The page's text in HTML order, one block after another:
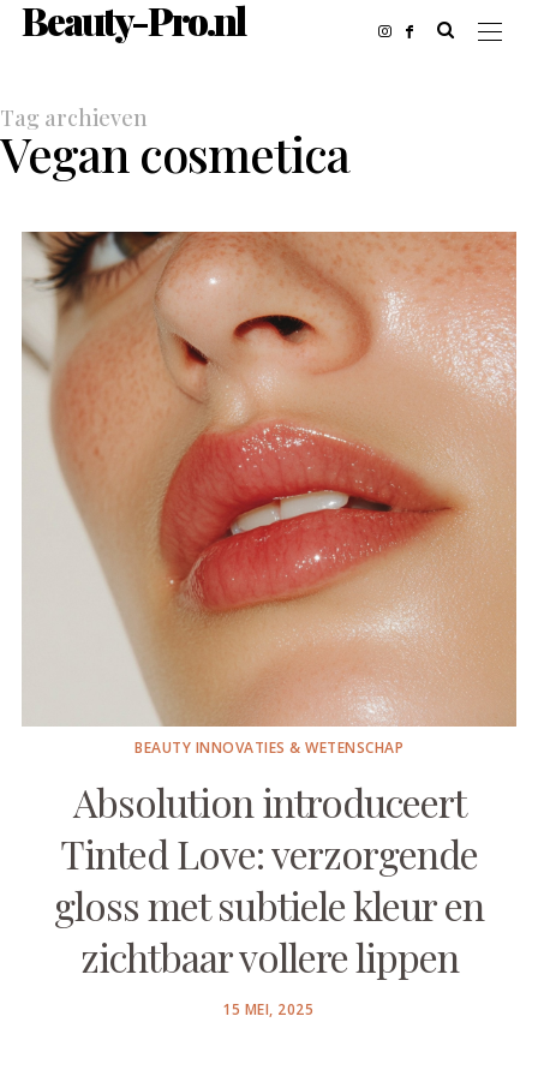
Beauty-Pro.nl
Tag archieven
Vegan cosmetica
BEAUTY INNOVATIES & WETENSCHAP
Absolution introduceert
Tinted Love: verzorgende
gloss met subtiele kleur en
zichtbaar vollere lippen
POSTED
15 MEI, 2025